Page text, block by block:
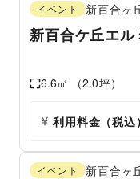
イベント 新百合ヶ
新百合ケ丘エル
6.6㎡ （2.0坪）
利用料金（税込）
イベント 新百合ヶ